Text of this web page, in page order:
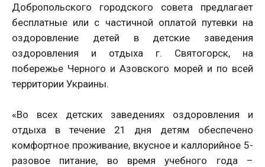
Добропольского городского совета предлагает
бесплатные или с частичной оплатой путевки на
оздоровление детей в детские заведения
оздоровления и отдыха г. Святогорск, на
побережье Черного и Азовского морей и по всей
территории Украины.
«Во всех детских заведениях оздоровления и
отдыха в течение 21 дня детям обеспечено
комфортное проживание, вкусное и каллорийное 5-
разовое питание, во время учебного года –